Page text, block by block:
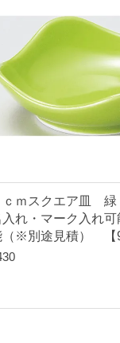
れ
可
能
箱
能
（
ｃｍスクエア皿
入れ・マーク入れ
（※別途見積） 【